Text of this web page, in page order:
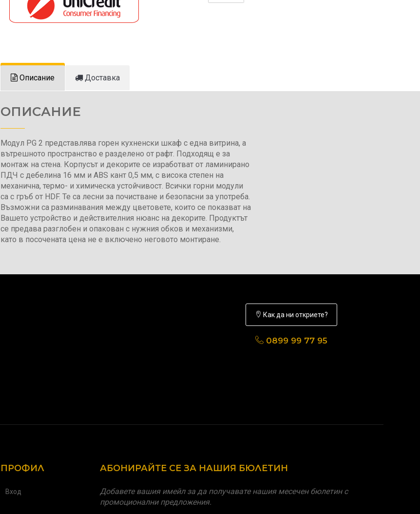
Описание Доставка
ОПИСАНИЕ
Модул PG 2 представлява горен кухненски шкаф с една витрина, а
вътрешното пространство е разделено от рафт. Подходящ е за
монтаж на стена. Корпусът и декорите се изработват от ламинирано
ПДЧ с дебелина 16 мм и ABS кант 0,5 мм, с висока степен на
механична, термо- и химическа устойчивост. Всички горни модули
са с гръб от HDF. Те са лесни за почистване и безопасни за употреба.
Възможни са разминавания между цветовете, които се показват на
Вашето устройство и действителния нюанс на декорите. Продуктът
се предава разглобен и опакован с нужния обков и механизми,
като в посочената цена не е включено неговото монтиране.
Как да ни откриете?
0899 99 77 95
ПРОФИЛ
Вход
АБОНИРАЙТЕ СЕ ЗА НАШИЯ БЮЛЕТИН
Добавете вашия имейл за да получавате нашия месечен бюлетин с
промоционални предложения.